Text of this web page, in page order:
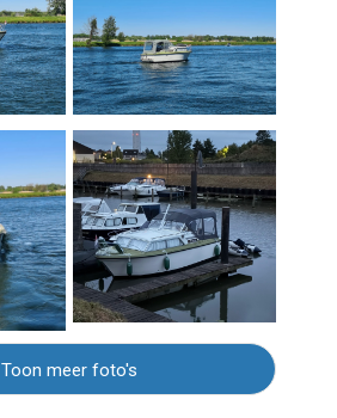
Toon meer foto's